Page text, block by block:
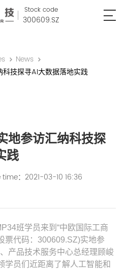
Stock code
300609.SZ
News
技探寻AI大数据落地实践
地参访汇纳科技探
践
time：2021-03-10 16:36
班学员来到“中欧国际工商
票代码：300609.SZ)实地参
产品技术服务中心总经理顾峻
学员们近距离了解人工智能和